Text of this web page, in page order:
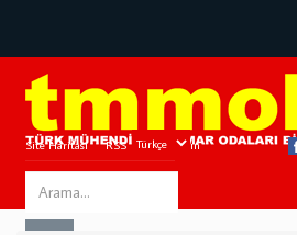
Site Haritası RSS Bize Ulaşın
Search